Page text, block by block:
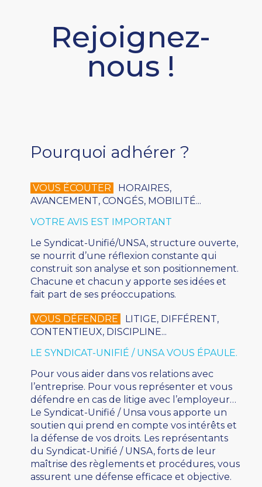
Rejoignez-
nous !
Pourquoi adhérer ?
VOUS ÉCOUTER
HORAIRES,
AVANCEMENT, CONGÉS, MOBILITÉ...
VOTRE AVIS EST IMPORTANT
Le Syndicat-Unifié/UNSA, structure ouverte,
se nourrit d’une réflexion constante qui
construit son analyse et son positionnement.
Chacune et chacun y apporte ses idées et
fait part de ses préoccupations.
VOUS DÉFENDRE
LITIGE, DIFFÉRENT,
CONTENTIEUX, DISCIPLINE...
LE SYNDICAT-UNIFIÉ / UNSA VOUS ÉPAULE.
Pour vous aider dans vos relations avec
l’entreprise. Pour vous représenter et vous
défendre en cas de litige avec l’employeur…
Le Syndicat-Unifié / Unsa vous apporte un
soutien qui prend en compte vos intérêts et
la défense de vos droits. Les représentants
du Syndicat-Unifié / UNSA, forts de leur
maîtrise des règlements et procédures, vous
assurent une défense efficace et objective.